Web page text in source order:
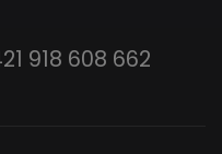
918 608 662